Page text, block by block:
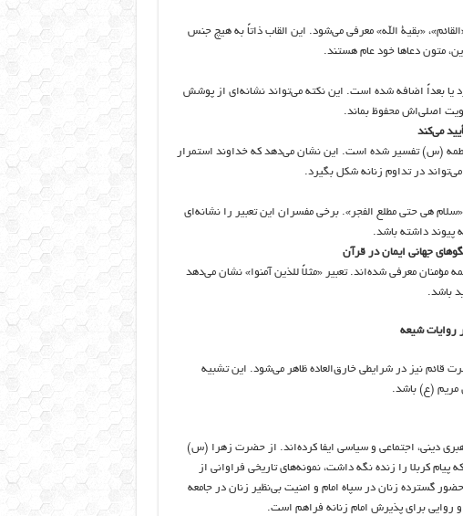
«بقیة الله» معرفی می‌شود. این القاب ذاتاً به هیچ جنس
متون دعاها خود عام هستند.
یا بعداً اضافه شده است. این نکته می‌تواند نشانه‌ای از پوشش
هویت اصلی‌اش محفوظ بماند.
(س) تفسیر شده است. این نشان می‌دهد که خداوند استمرار
در تداوم زنانه شکل بگیرد.
هی حتی مطلع الفجر». برخی مفسران این تعبیر را نشانه‌ای
پیوند داشته باشد.
برای همه مؤمنان معرفی شده‌اند. تعبیر «مثلاً للذین آمنوا» نشان می‌دهد
باشد.
قائم نیز در شرایطی خارق‌العاده ظاهر می‌شود. این تشبیه
مریم (ع) باشد.
دینی، اجتماعی و سیاسی ایفا کرده‌اند. از حضرت زهرا (س)
کربلا را زنده نگه داشت، نمونه‌های تاریخی فراوانی از
گسترده زنان در سپاه امام و امنیت بی‌نظیر زنان در جامعه
روایی برای پذیرش امام زنانه فراهم است.